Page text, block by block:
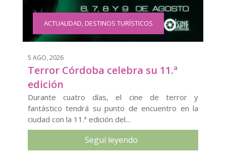
ACTUALIDAD,DESTINOS TURÍSTICOS
5 AGO, 2026
Terror Córdoba celebra su 11.ª
edición
Durante cuatro días, el cine de terror y
fantástico tendrá su punto de encuentro en la
ciudad con la 11.ª edición del...
Seguí leyendo